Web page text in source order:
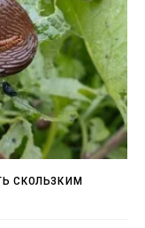
скользким